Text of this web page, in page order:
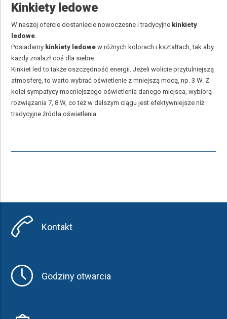
Kinkiety ledowe
W naszej ofercie dostaniecie nowoczesne i tradycyjne kinkiety
ledowe
Posiadamy kinkiety ledowe w różnych kolorach i kształtach, tak aby
każdy znalazł coś dla siebie.
Kinkiet led to także oszczędność energii. Jeżeli wolicie przytulniejszą
atmosferę, to warto wybrać oświetlenie z mniejszą mocą, np. 3 W. Z
kolei sympatycy mocniejszego oświetlenia danego miejsca, wybiorą
rozwiązania 7, 8 W, co też w dalszym ciągu jest efektywniejsze niż
tradycyjne źródła oświetlenia.
Kontakt
Godziny otwarcia